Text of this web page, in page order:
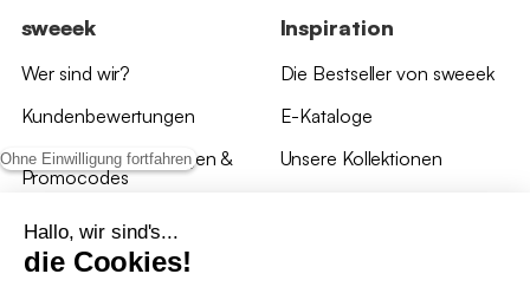
Ohne Einwilligung fortfahren
Hallo, wir sind's...
die Cookies!
sweeek
Wer sind wir?
Kundenbewertungen
*Angebotsbedingungen &
Promocodes
Bewertungen von sweeek
Unsere Geschäfte
Inspiration
Die Bestseller von sweeek
E-Kataloge
Unsere Kollektionen